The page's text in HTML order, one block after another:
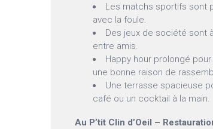
Les matchs sportifs sont
avec la foule.
Des jeux de société sont
entre amis.
Happy hour prolongé
une bonne raison de
Une terrasse spacieuse
café ou un cocktail à la main.
Au P’tit Clin d’Oeil –